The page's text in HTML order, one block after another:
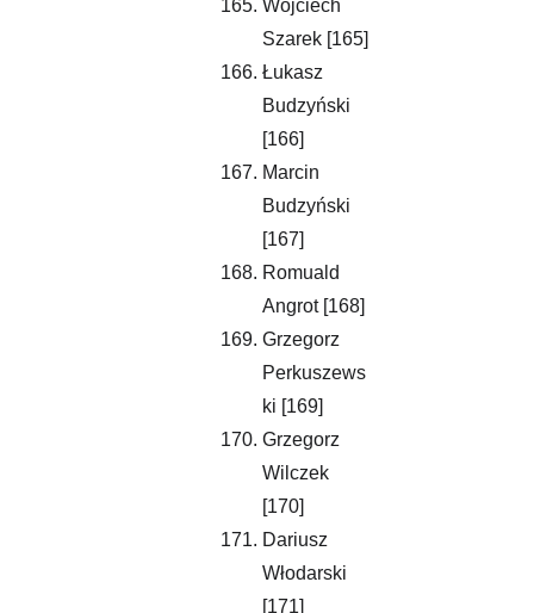
Wojciech
Szarek [165]
Łukasz
Budzyński
[166]
Marcin
Budzyński
[167]
Romuald
Angrot [168]
Grzegorz
Perkuszews
ki [169]
Grzegorz
Wilczek
[170]
Dariusz
Włodarski
[171]